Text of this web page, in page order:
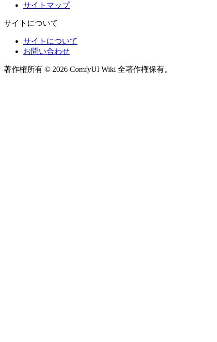
サイトマップ
サイトについて
サイトについて
お問い合わせ
著作権所有 © 2026 ComfyUI Wiki 全著作権保有。